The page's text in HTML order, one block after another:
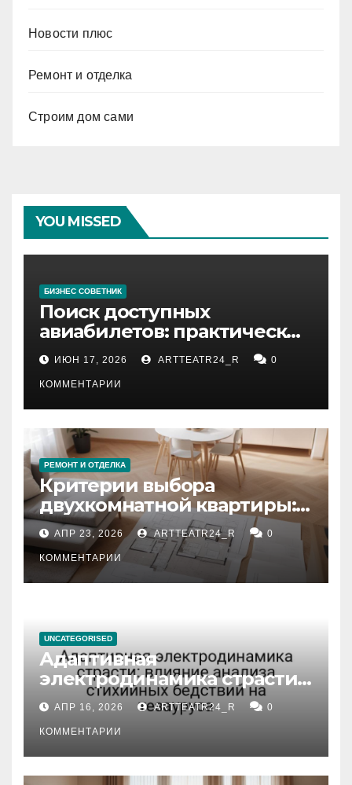
Новости плюс
Ремонт и отделка
Строим дом сами
YOU MISSED
БИЗНЕС СОВЕТНИК
Поиск доступных
авиабилетов: практические
рекомендации
ИЮН 17, 2026 ARTTEATR24_R 0
КОММЕНТАРИИ
РЕМОНТ И ОТДЕЛКА
Критерии выбора
двухкомнатной квартиры:
планировка, площадь,
состояние и документация
АПР 23, 2026 ARTTEATR24_R 0
КОММЕНТАРИИ
UNCATEGORISED
Адаптивная
электродинамика страсти:
влияние анализа
стихийных бедствий на
тезауруса
АПР 16, 2026 ARTTEATR24_R 0
КОММЕНТАРИИ